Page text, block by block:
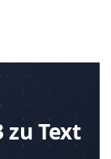
zu Text